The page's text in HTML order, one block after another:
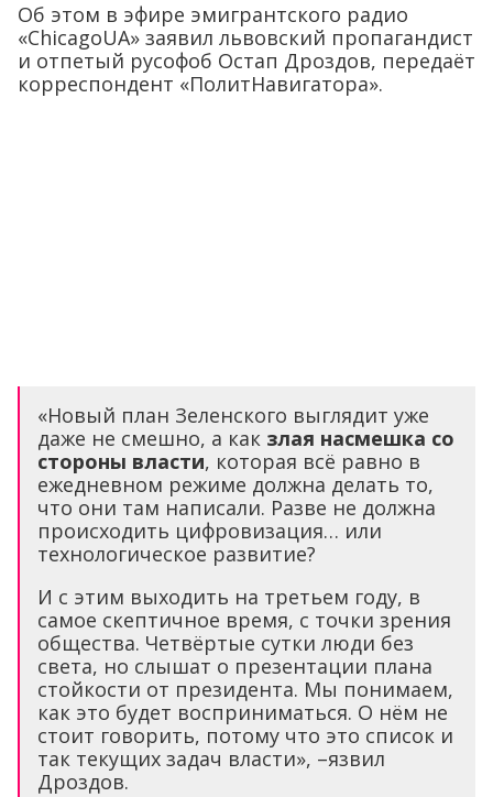
Об этом в эфире эмигрантского радио
«ChicagoUA» заявил львовский пропагандист
и отпетый русофоб Остап Дроздов, передаёт
корреспондент «ПолитНавигатора».
«Новый план Зеленского выглядит уже
даже не смешно, а как злая насмешка со
стороны власти, которая всё равно в
ежедневном режиме должна делать то,
что они там написали. Разве не должна
происходить цифровизация… или
технологическое развитие?
И с этим выходить на третьем году, в
самое скептичное время, с точки зрения
общества. Четвёртые сутки люди без
света, но слышат о презентации плана
стойкости от президента. Мы понимаем,
как это будет восприниматься. О нём не
стоит говорить, потому что это список и
так текущих задач власти», –язвил
Дроздов.